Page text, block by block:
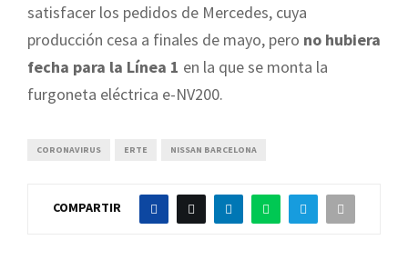
satisfacer los pedidos de Mercedes, cuya
producción cesa a finales de mayo, pero no hubiera
fecha para la Línea 1 en la que se monta la
furgoneta eléctrica e-NV200.
CORONAVIRUS ERTE NISSAN BARCELONA
COMPARTIR